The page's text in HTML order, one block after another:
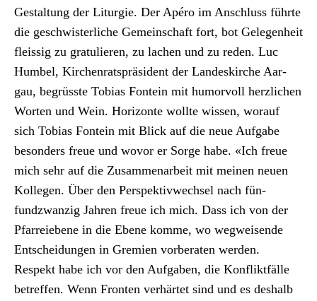
Gestal­tung der Liturgie. Der Apéro im Anschluss führte
die geschwis­ter­liche Gemein­schaft fort, bot Gele­gen­heit
fleis­sig zu grat­ulieren, zu lachen und zu reden. Luc
Hum­bel, Kirchen­rat­spräsi­dent der Lan­deskirche Aar­
gau, begrüsste Tobias Fontein mit humor­voll her­zlichen
Worten und Wein. Hor­i­zonte wollte wis­sen, worauf
sich Tobias Fontein mit Blick auf die neue Auf­gabe
beson­ders freue und wovor er Sorge habe. «Ich freue
mich sehr auf die Zusam­me­nar­beit mit meinen neuen
Kol­le­gen. Über den Per­spek­tivwech­sel nach fün­
fundzwanzig Jahren freue ich mich. Dass ich von der
Pfar­reiebene in die Ebene komme, wo weg­weisende
Entschei­dun­gen in Gremien vor­ber­at­en wer­den.
Respekt habe ich vor den Auf­gaben, die Kon­flik­t­fälle
betr­e­f­fen. Wenn Fron­ten ver­härtet sind und es deshalb